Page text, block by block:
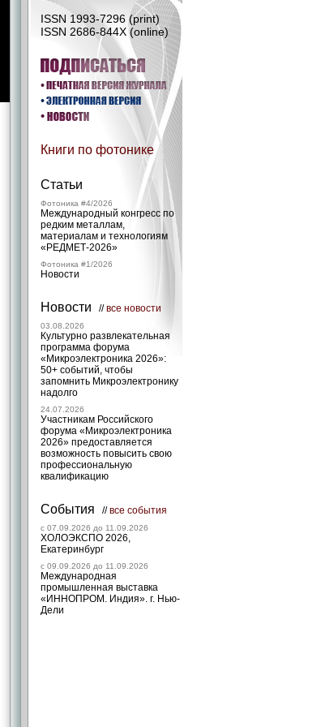
ISSN 1993-7296 (print)
ISSN 2686-844X (online)
Книги по фотонике
Статьи
Фотоника #4/2026
Международный конгресс по
редким металлам,
материалам и технологиям
«РЕДМЕТ‑2026»
Фотоника #1/2026
Новости
Новости //все новости
03.08.2026
Культурно развлекательная
программа форума
«Микроэлектроника 2026»:
50+ событий, чтобы
запомнить Микроэлектронику
надолго
24.07.2026
Участникам Российского
форума «Микроэлектроника
2026» предоставляется
возможность повысить свою
профессиональную
квалификацию
События //все события
c 07.09.2026 до 11.09.2026
ХОЛОЭКСПО 2026,
Екатеринбург
c 09.09.2026 до 11.09.2026
Международная
промышленная выставка
«ИННОПРОМ. Индия». г. Нью-
Дели